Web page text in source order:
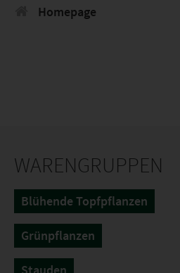
Homepage
WARENGRUPPEN
Blühende Topfpflanzen
Grünpflanzen